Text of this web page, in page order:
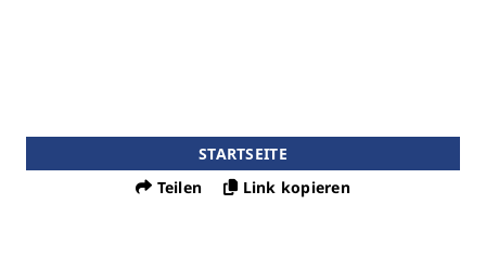
STARTSEITE
Teilen
Link kopieren